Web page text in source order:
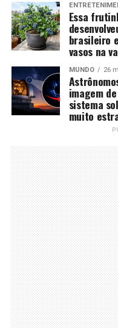
Essa
brasileiro
vasos na
MUNDO 26
imagem
sistema
muito